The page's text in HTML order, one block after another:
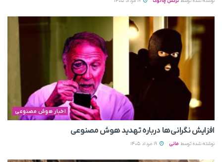
اخبار هوش مصنوعی
افزایش نگرانی‌ها درباره تهدید هوش مصنوعی
نوشته شده توسط مانی